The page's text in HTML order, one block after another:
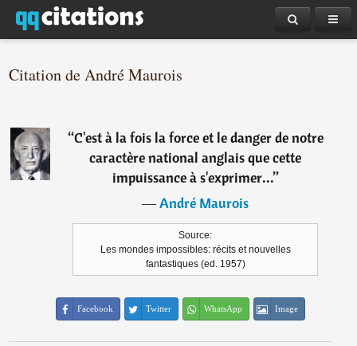
Citation de André Maurois
“C'est à la fois la force et le danger de notre
caractère national anglais que cette
impuissance à s'exprimer...”
―André Maurois
Source:
Les mondes impossibles: récits et nouvelles
fantastiques (ed. 1957)
Facebook Twitter WhatsApp Image